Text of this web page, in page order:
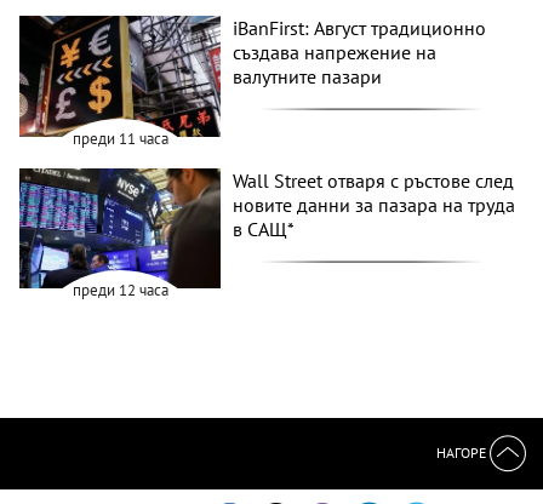
преди 11 часа
iBanFirst: Август традиционно
създава напрежение на
валутните пазари
преди 12 часа
Wall Street отваря с ръстове след
новите данни за пазара на труда
в САЩ*
НАГОРЕ